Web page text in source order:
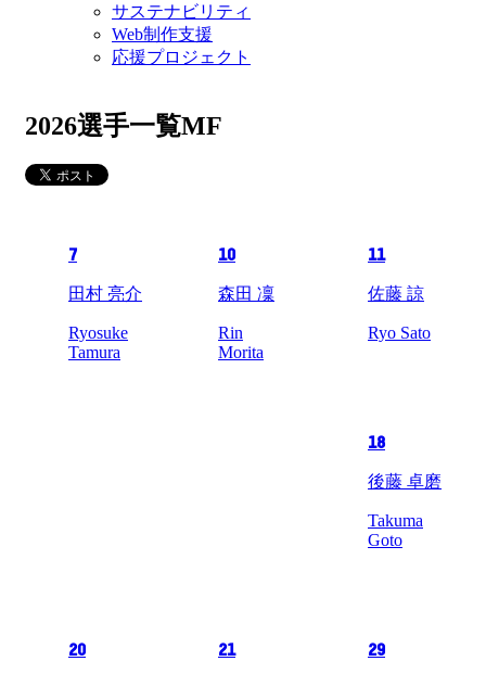
サステナビリティ
Web制作支援
応援プロジェクト
2026選手一覧MF
7
田村 亮介
Ryosuke
Tamura
10
森田 凜
Rin
Morita
11
佐藤 諒
Ryo Sato
18
後藤 卓磨
Takuma
Goto
20 21 29